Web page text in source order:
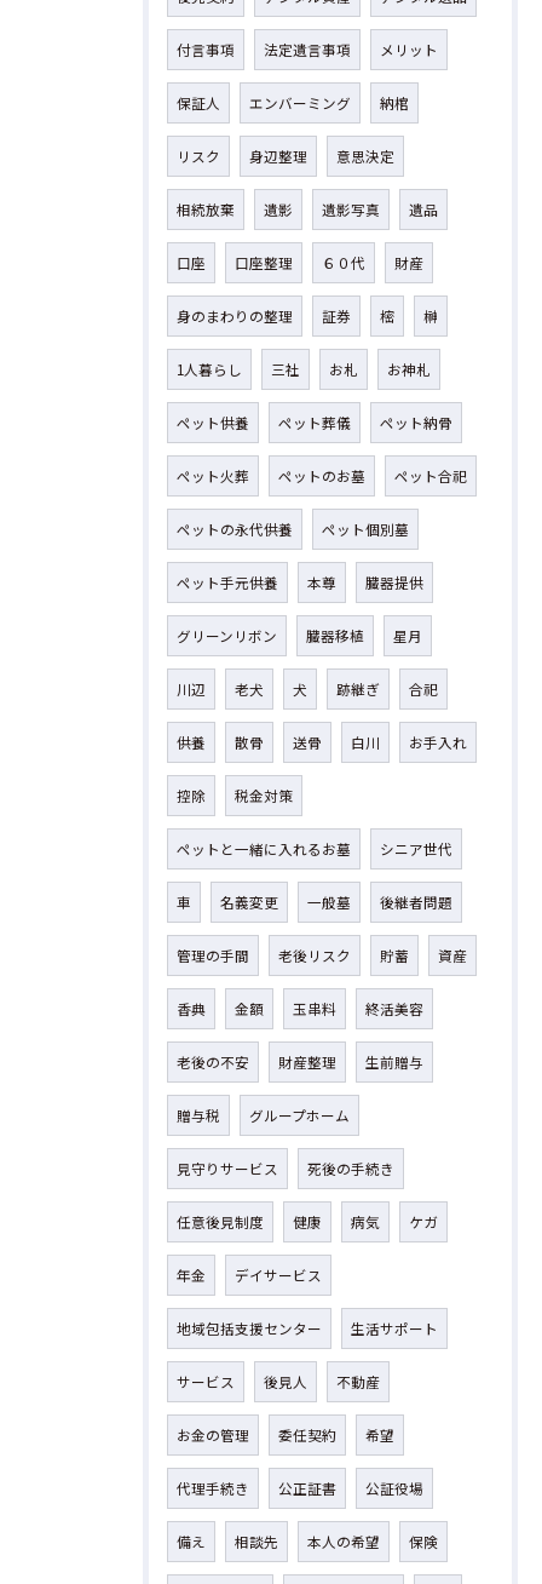
付言事項 法定遺言事項 メリット
保証人 エンバーミング 納棺
リスク 身辺整理 意思決定
相続放棄 遺影 遺影写真 遺品
口座 口座整理 ６０代 財産
身のまわりの整理 証券 樒 榊
1人暮らし 三社 お札 お神札
ペット供養 ペット葬儀 ペット納骨
ペット火葬 ペットのお墓 ペット合祀
ペットの永代供養 ペット個別墓
ペット手元供養 本尊 臓器提供
グリーンリボン 臓器移植 星月
川辺 老犬 犬 跡継ぎ 合祀
供養 散骨 送骨 白川 お手入れ
控除 税金対策
ペットと一緒に入れるお墓 シニア世代
車 名義変更 一般墓 後継者問題
管理の手間 老後リスク 貯蓄 資産
香典 金額 玉串料 終活美容
老後の不安 財産整理 生前贈与
贈与税 グループホーム
見守りサービス 死後の手続き
任意後見制度 健康 病気 ケガ
年金 デイサービス
地域包括支援センター 生活サポート
サービス 後見人 不動産
お金の管理 委任契約 希望
代理手続き 公正証書 公証役場
備え 相談先 本人の希望 保険